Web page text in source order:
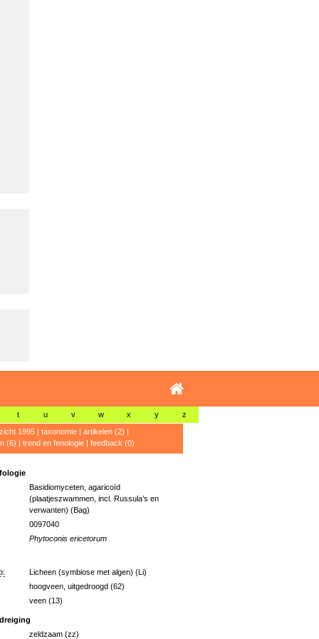
t u v w x y z
1995| taxonomie| artikelen (2) |
(6) | trend en fenologie| feedback (0)
Basidiomyceten, agaricoïd
(plaatjeszwammen, incl. Russula’s en
verwanten) (Bag)
0097040
Phytoconis ericetorum
Licheen (symbiose met algen) (Li)
hoogveen, uitgedroogd (62)
veen (13)
zeldzaam (zz)